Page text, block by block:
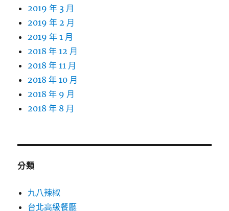
2019 年 3 月
2019 年 2 月
2019 年 1 月
2018 年 12 月
2018 年 11 月
2018 年 10 月
2018 年 9 月
2018 年 8 月
分類
九八辣椒
台北高級餐廳